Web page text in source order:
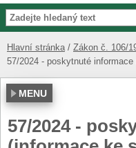
Hlavní stránka Zákon č. 106/
57/2024 - poskytnuté
MENU
57/2024 -